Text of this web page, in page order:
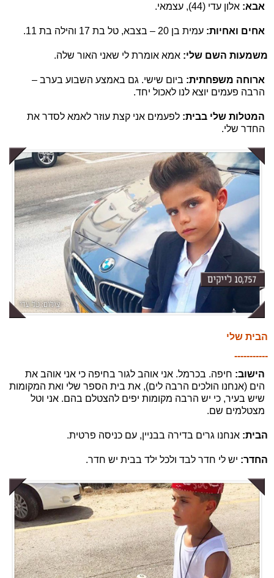
אבא: אלון עדי (44), עצמאי.
אחים ואחיות: עמית בן 20 – בצבא, טל בת 17 והילה בת 11.
משמעות השם שלי: אמא אומרת לי שאני האור שלה.
ארוחה משפחתית: ביום שישי. גם באמצע השבוע בערב –
הרבה פעמים יוצא לנו לאכול יחד.
המטלות שלי בבית: לפעמים אני קצת עוזר לאמא לסדר את
החדר שלי.
הבית שלי
-----------
הישוב: חיפה. בכרמל. אני אוהב לגור בחיפה כי אני אוהב את
הים (אנחנו הולכים הרבה לים), את בית הספר שלי ואת המקומות
שיש בעיר, כי יש הרבה מקומות יפים להצטלם בהם. אני וטל
מצטלמים שם.
הבית: אנחנו גרים בדירה בבניין, עם כניסה פרטית.
החדר: יש לי חדר לבד ולכל ילד בבית יש חדר.